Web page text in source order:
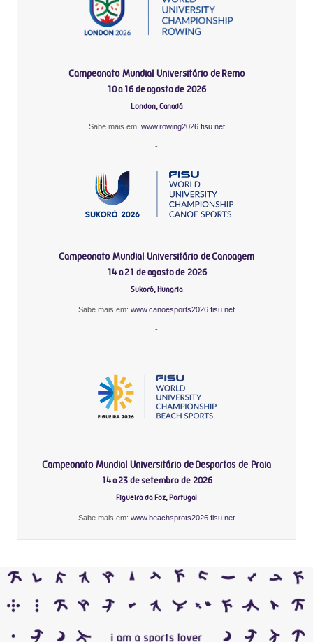
Campeonato Mundial Universitário de Remo
10 a 16 de agosto de 2026
London, Canadá
Sabe mais em: www.rowing2026.fisu.net
-
Campeonato Mundial Universitário de Canoagem
14 a 21 de agosto de 2026
Sukoró, Hungria
Sabe mais em: www.canoesports2026.fisu.net
-
Campeonato Mundial Universitário de Desportos de Praia
14 a 23 de setembro de 2026
Figueira da Foz, Portugal
Sabe mais em: www.beachsprots2026.fisu.net